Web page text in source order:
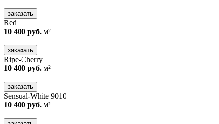
заказать
Red
10 400 руб. м²
заказать
Ripe-Cherry
10 400 руб. м²
заказать
Sensual-White 9010
10 400 руб. м²